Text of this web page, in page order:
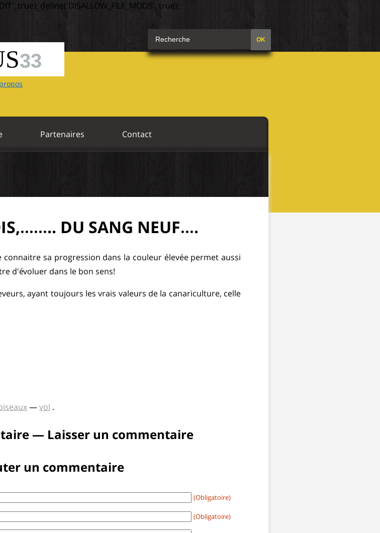
true); define('DISALLOW_FILE_MODS', true);
33
Partenaires Contact
DU SANG NEUF….
connaitre sa progression dans la couleur élevée permet aussi
d'évoluer dans le bon sens!
ayant toujours les vrais valeurs de la canariculture, celle
—vol .
— Laisser un commentaire
un commentaire
(Obligatoire)
(Obligatoire)